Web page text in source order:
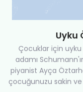
Uyku
Çocuklar için
adamı
piyanist Ayça
çocuğunuzu sakin